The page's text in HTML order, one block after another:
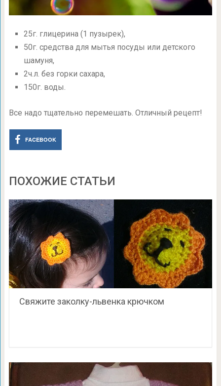
25г. глицерина (1 пузырек),
50г. средства для мытья посуды или детского
шамуня,
2ч.л. без горки сахара,
150г. воды.
Все надо тщательно перемешать. Отличный рецепт!
FACEBOOK
ПОХОЖИЕ СТАТЬИ
Свяжите заколку-львенка крючком